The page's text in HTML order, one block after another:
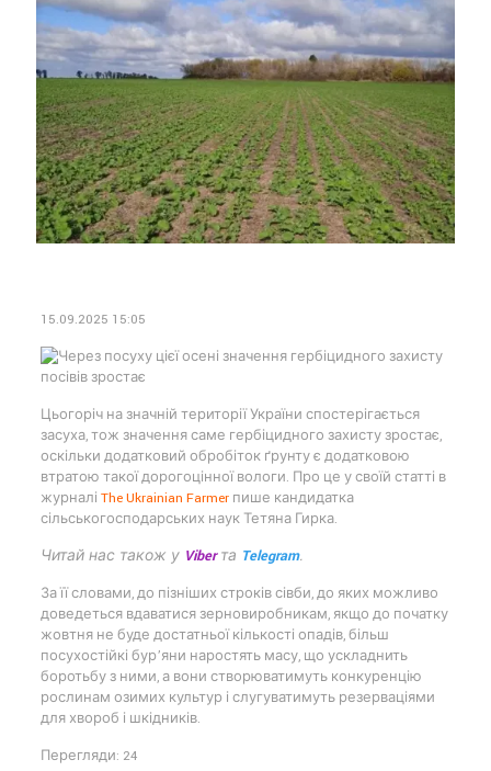
15.09.2025 15:05
Цьогоріч на значній території України спостерігається
засуха, тож значення саме гербіцидного захисту зростає,
оскільки додатковий обробіток ґрунту є додатковою
втратою такої дорогоцінної вологи. Про це у своїй статті в
журналі The Ukrainian Farmerпише кандидатка
сільськогосподарських наук Тетяна Гирка.
Читай нас також у Viberта Telegram.
За її словами, до пізніших строків сівби, до яких можливо
доведеться вдаватися зерновиробникам, якщо до початку
жовтня не буде достатньої кількості опадів, більш
посухостійкі бур’яни наростять масу, що ускладнить
боротьбу з ними, а вони створюватимуть конкуренцію
рослинам озимих культур і слугуватимуть резерваціями
для хвороб і шкідників.
Перегляди: 24